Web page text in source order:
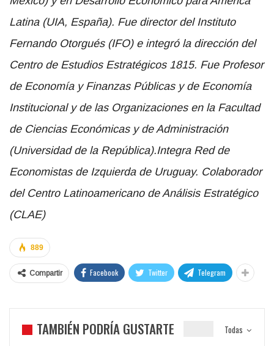
Fernando Otorgués (IFO) e integró la dirección del
Centro de Estudios Estratégicos 1815. Fue Profesor
de Economía y Finanzas Públicas y de Economía
Institucional y de las Organizaciones en la Facultad
de Ciencias Económicas y de Administración
(Universidad de la República).Integra Red de
Economistas de Izquierda de Uruguay. Colaborador
del Centro Latinoamericano de Análisis Estratégico
(CLAE)
889
Compartir
DEBATE DEBATE